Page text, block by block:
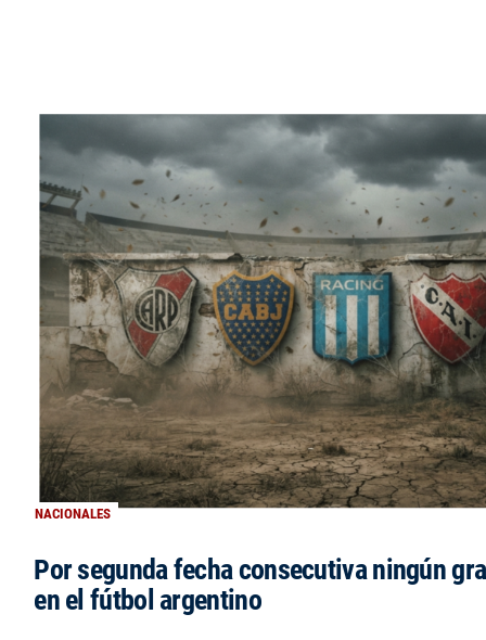
NACIONALES
Por segunda fecha consecutiva ningún
en el fútbol argentino